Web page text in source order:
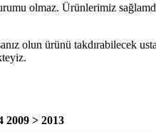
olmaz. Ürünlerimiz
olun ürünü takdırabilecek
> 2013